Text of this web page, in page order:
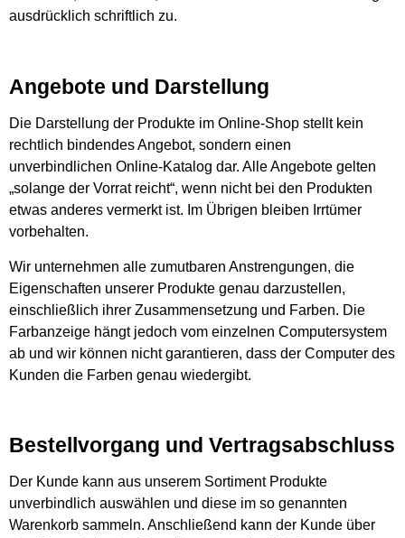
ausdrücklich schriftlich zu.
Angebote und Darstellung
Die Darstellung der Produkte im Online-Shop stellt kein
rechtlich bindendes Angebot, sondern einen
unverbindlichen Online-Katalog dar. Alle Angebote gelten
„solange der Vorrat reicht“, wenn nicht bei den Produkten
etwas anderes vermerkt ist. Im Übrigen bleiben Irrtümer
vorbehalten.
Wir unternehmen alle zumutbaren Anstrengungen, die
Eigenschaften unserer Produkte genau darzustellen,
einschließlich ihrer Zusammensetzung und Farben. Die
Farbanzeige hängt jedoch vom einzelnen Computersystem
ab und wir können nicht garantieren, dass der Computer des
Kunden die Farben genau wiedergibt.
Bestellvorgang und Vertragsabschluss
Der Kunde kann aus unserem Sortiment Produkte
unverbindlich auswählen und diese im so genannten
Warenkorb sammeln. Anschließend kann der Kunde über